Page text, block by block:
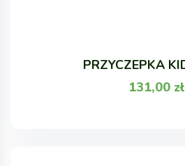
PRZYCZEPKA
131,00 zł